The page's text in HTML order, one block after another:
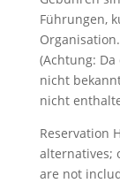
Führungen,
(Achtung:
nicht
nicht
Reservation
alternatives;
are not